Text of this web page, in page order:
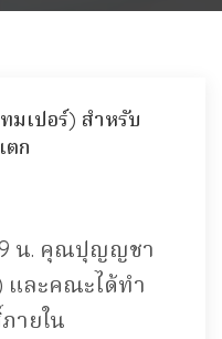
มเปอร์) สำหรับ
ตก
น. คุณปุญญชา
และคณะได้ทำ
ายใน